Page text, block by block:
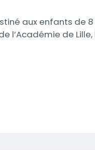
aux enfants de 8
de Lille,